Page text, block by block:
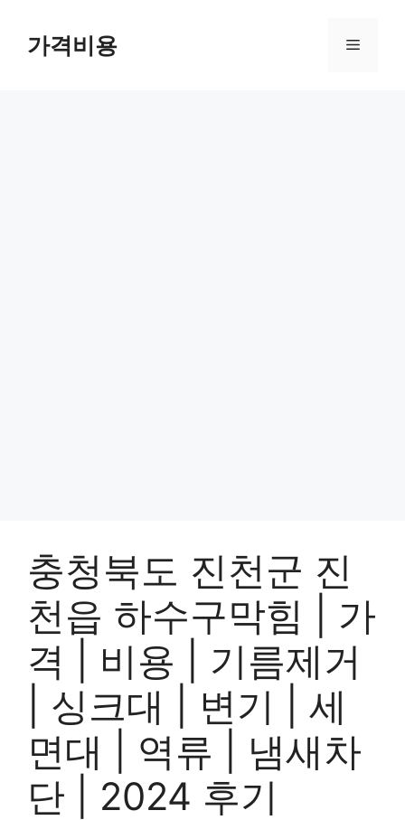
가격비용 메
충청북도 진천군 진
천읍 하수구막힘 | 가
격 | 비용 | 기름제거
| 싱크대 | 변기 | 세
면대 | 역류 | 냄새차
단 | 2024 후기